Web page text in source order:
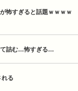
怖すぎると話題ｗｗｗｗ
て詰む…怖すぎる…
れる